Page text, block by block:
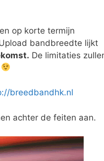
op korte termijn
bandbreedte lijkt
De limitaties
breedbandhk.nl
achter de feiten aan.